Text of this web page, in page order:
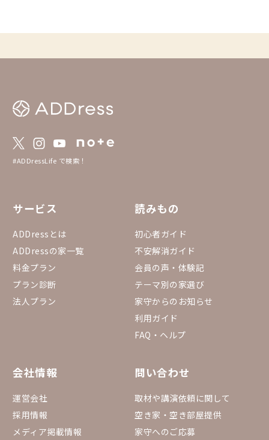
に入りしている家もぜひチェックしてみてく
#ADDressLife で検索！
サービス
ADDressとは
ADDressの家一覧
料金プラン
プラン診断
法人プラン
読みもの
初心者ガイド
不安解消ガイド
会員の声・体験記
テーマ別の家選び
家守からのお知らせ
利用ガイド
FAQ・ヘルプ
会社情報
運営会社
採用情報
メディア掲載情報
問い合わせ
取材や講演依頼に関して
空き家・空き部屋提供
家守へのご応募